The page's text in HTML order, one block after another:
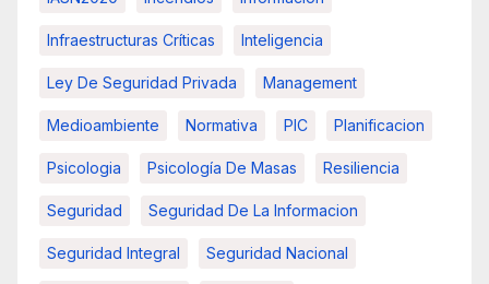
Infraestructuras Críticas Inteligencia
Ley De Seguridad Privada Management
Medioambiente Normativa PIC Planificacion
Psicologia Psicología De Masas Resiliencia
Seguridad Seguridad De La Informacion
Seguridad Integral Seguridad Nacional